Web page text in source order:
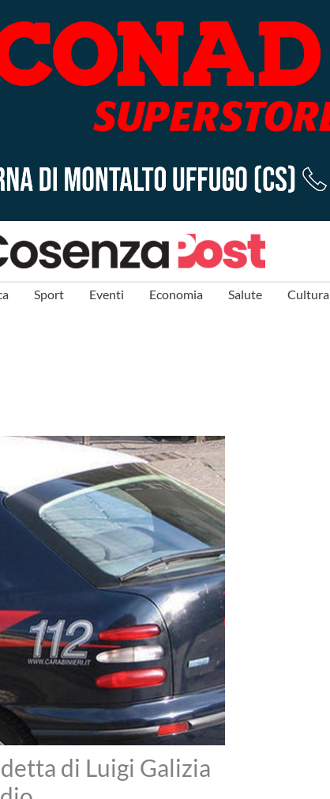
Sport Eventi Economia Salute Cultura
di Luigi Galizia